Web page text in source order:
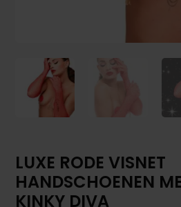
LUXE RODE VISNET
HANDSCHOENEN
KINKY DIVA